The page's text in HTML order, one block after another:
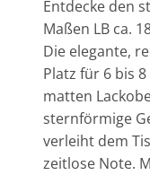
Entdecke den
Maßen LB ca.
Die elegante,
Platz für 6 bis
matten
sternförmige
verleiht dem
zeitlose Note.